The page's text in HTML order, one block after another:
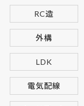
RC造
外構
LDK
電気配線